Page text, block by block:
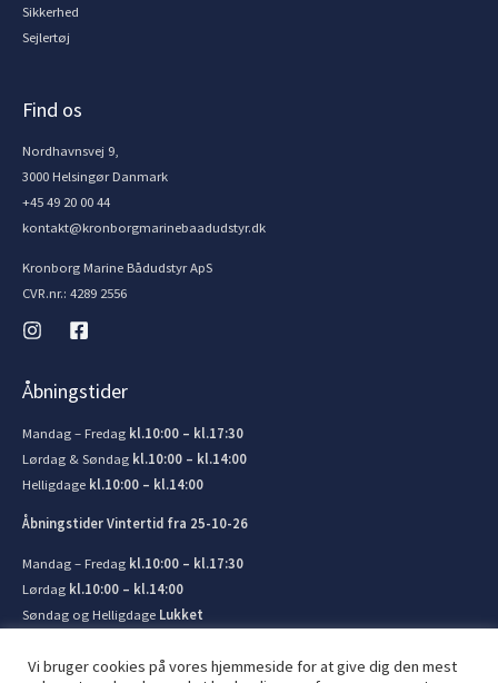
Sikkerhed
Sejlertøj
Find os
Nordhavnsvej 9,
3000 Helsingør Danmark
+45 49 20 00 44
kontakt@kronborgmarinebaadudstyr.dk
Kronborg Marine Bådudstyr ApS
CVR.nr.: 4289 2556
Åbningstider
Mandag – Fredag kl.10:00 – kl.17:30
Lørdag & Søndag kl.10:00 – kl.14:00
Helligdage kl.10:00 – kl.14:00
Åbningstider Vintertid fra 25-10-26
Mandag – Fredag kl.10:00 – kl.17:30
Lørdag kl.10:00 – kl.14:00
Søndag og Helligdage Lukket
Vi bruger cookies på vores hjemmeside for at give dig den mest